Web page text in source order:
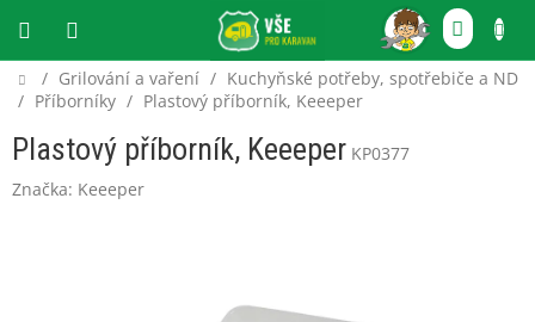
obsah
CZK
Domů
/ Grilování a vaření / Kuchyňské potřeby, spotřebiče a ND
/ Příborníky / Plastový příborník, Keeeper
Plastový příborník, Keeeper KP0377
Značka: Keeeper